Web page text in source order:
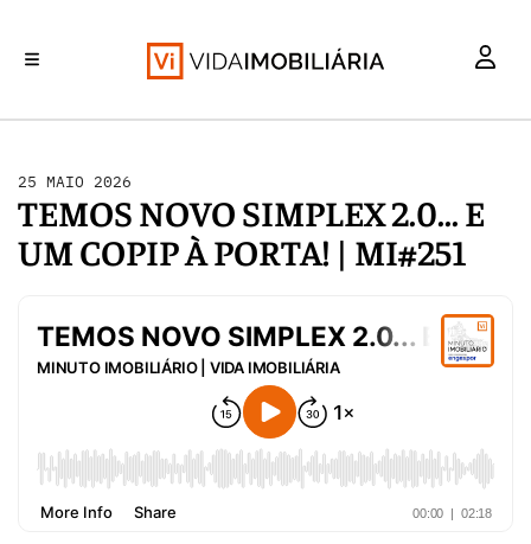
25 MAIO 2026
TEMOS NOVO SIMPLEX 2.0... E
UM COPIP À PORTA! | MI#251